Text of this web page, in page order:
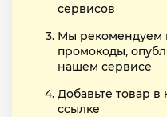
сервисов
Мы рекомендуем
промокоды,
нашем сервисе
Добавьте товар
ссылке